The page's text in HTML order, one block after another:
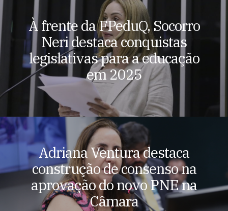
À frente da FPeduQ, Socorro
Neri destaca conquistas
legislativas para a educação
em 2025
Adriana Ventura destaca
construção de consenso na
aprovação do novo PNE na
Câmara